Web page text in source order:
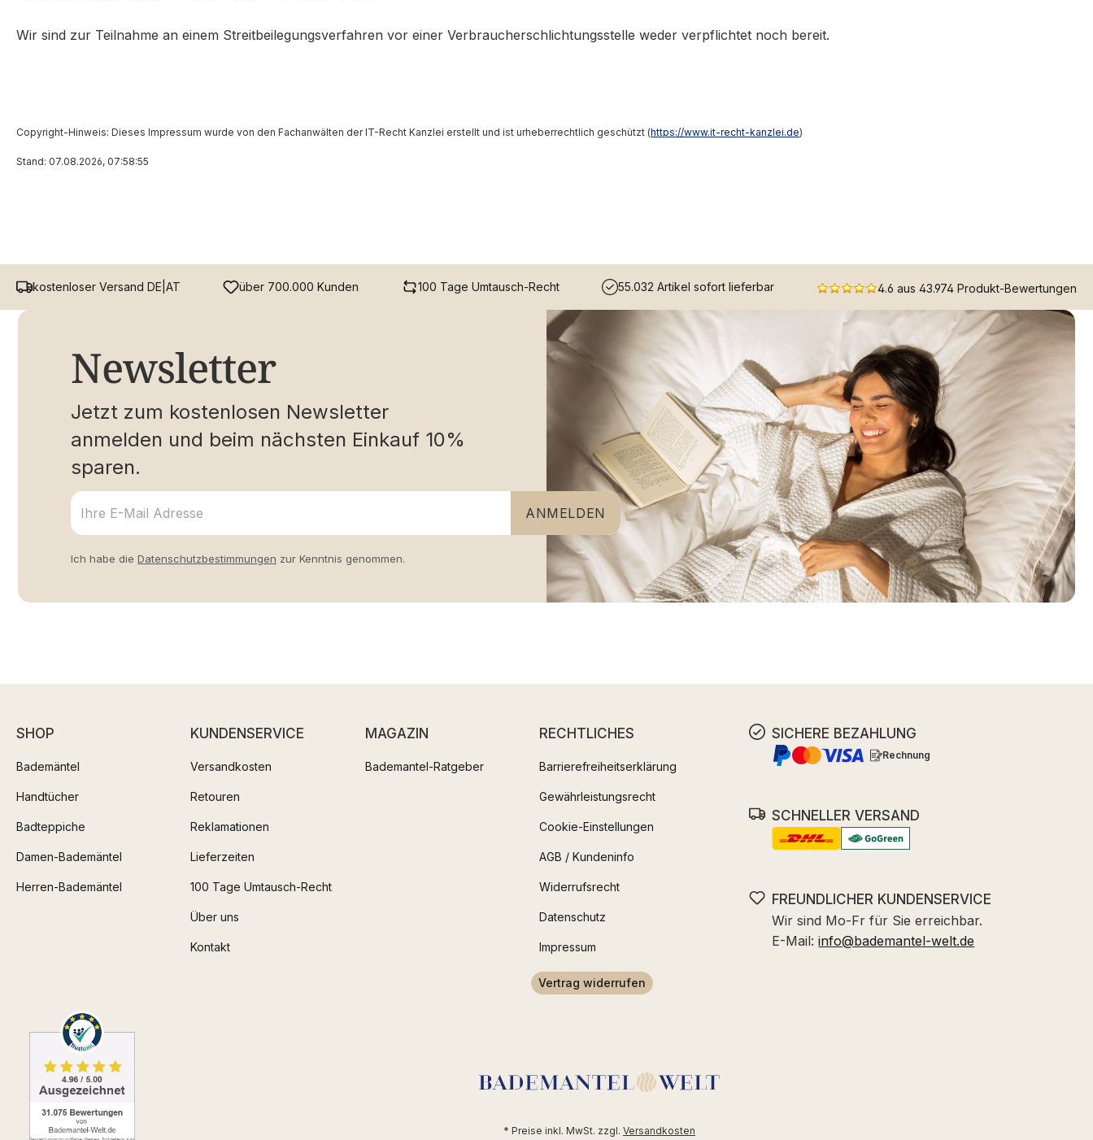
Wir sind zur Teilnahme an einem Streitbeilegungsverfahren vor einer Verbraucherschlichtungsstelle weder verpflichtet noch bereit.
Copyright-Hinweis: Dieses Impressum wurde von den Fachanwälten der IT-Recht Kanzlei erstellt und ist urheberrechtlich geschützt (https://www.it-recht-kanzlei.de)
Stand: 07.08.2026, 07:58:55
kostenloser Versand DE|AT über 700.000 Kunden 100 Tage Umtausch-Recht 55.032 Artikel sofort lieferbar 4.6 aus 43.974 Produkt-Bewertungen
Newsletter
Jetzt zum kostenlosen Newsletter
anmelden und beim nächsten Einkauf 10%
sparen.
ANMELDEN
Ich habe die Datenschutzbestimmungen zur Kenntnis genommen.
SHOP
Bademäntel
Handtücher
Badteppiche
Damen-Bademäntel
Herren-Bademäntel
KUNDENSERVICE
Versandkosten
Retouren
Reklamationen
Lieferzeiten
100 Tage Umtausch-Recht
Über uns
Kontakt
MAGAZIN
Bademantel-Ratgeber
RECHTLICHES
Barrierefreiheitserklärung
Gewährleistungsrecht
Cookie-Einstellungen
AGB / Kundeninfo
Widerrufsrecht
Datenschutz
Impressum
Vertrag widerrufen
SICHERE BEZAHLUNG
Rechnung
SCHNELLER VERSAND
FREUNDLICHER KUNDENSERVICE
Wir sind Mo-Fr für Sie erreichbar.
E-Mail:info@bademantel-welt.de
* Preise inkl. MwSt. zzgl. Versandkosten